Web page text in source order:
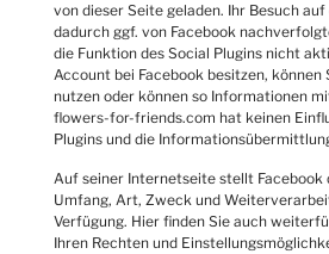
von dieser Seite geladen. Ihr Besuch
dadurch ggf. von Facebook
die Funktion des Social Plugins nicht
Account bei Facebook besitzen, können
nutzen oder können so Informationen
flowers-for-friends.com hat keinen
Plugins und die
Auf seiner Internetseite stellt Facebook
Umfang, Art, Zweck und
Verfügung. Hier finden Sie auch
Ihren Rechten und